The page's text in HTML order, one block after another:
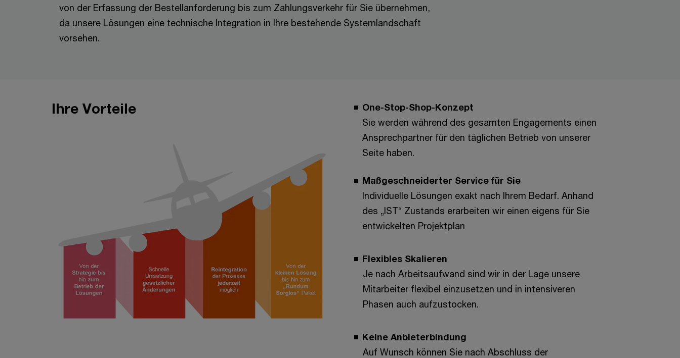
von der Erfassung der Bestellanforderung bis zum Zahlungsverkehr für Sie übernehmen,
da unsere Lösungen eine technische Integration in Ihre bestehende Systemlandschaft
vorsehen.
Ihre Vorteile
One-Stop-Shop-Konzept
Sie werden während des gesamten Engagements einen
Ansprechpartner für den täglichen Betrieb von unserer
Seite haben.
Maßgeschneiderter Service für Sie
Individuelle Lösungen exakt nach Ihrem Bedarf. Anhand
des „IST“ Zustands erarbeiten wir einen eigens für Sie
entwickelten Projektplan
Flexibles Skalieren
Je nach Arbeitsaufwand sind wir in der Lage unsere
Mitarbeiter flexibel einzusetzen und in intensiveren
Phasen auch aufzustocken.
Keine Anbieterbindung
Auf Wunsch können Sie nach Abschluss der